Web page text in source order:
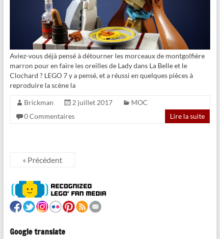
Aviez-vous déjà pensé à détourner les morceaux de montgolfière
marron pour en faire les oreilles de Lady dans La Belle et le
Clochard ? LEGO 7 y a pensé, et a réussi en quelques pièces à
reproduire la scène la
Brickman 2 juillet 2017
MOC
0 Commentaires
Lire la suite
« Précédent
Google translate